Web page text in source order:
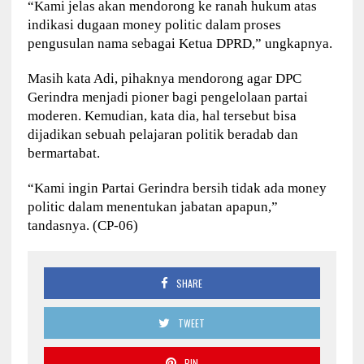
“Kami jelas akan mendorong ke ranah hukum atas
indikasi dugaan money politic dalam proses
pengusulan nama sebagai Ketua DPRD,” ungkapnya.
Masih kata Adi, pihaknya mendorong agar DPC
Gerindra menjadi pioner bagi pengelolaan partai
moderen. Kemudian, kata dia, hal tersebut bisa
dijadikan sebuah pelajaran politik beradab dan
bermartabat.
“Kami ingin Partai Gerindra bersih tidak ada money
politic dalam menentukan jabatan apapun,”
tandasnya. (CP-06)
SHARE
TWEET